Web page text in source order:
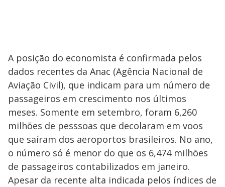
A posição do economista é confirmada pelos
dados recentes da Anac (Agência Nacional de
Aviação Civil), que indicam para um número de
passageiros em crescimento nos últimos
meses. Somente em setembro, foram 6,260
milhões de pesssoas que decolaram em voos
que saíram dos aeroportos brasileiros. No ano,
o número só é menor do que os 6,474 milhões
de passageiros contabilizados em janeiro.
Apesar da recente alta indicada pelos índices de